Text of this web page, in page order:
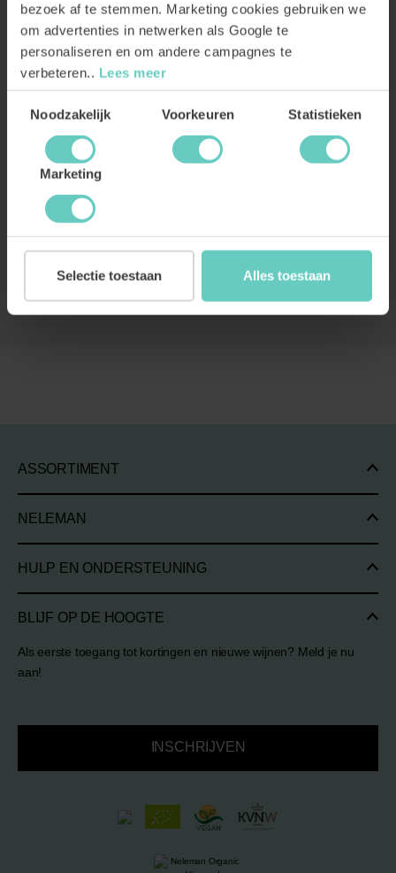
bezoek af te stemmen. Marketing cookies gebruiken we
om advertenties in netwerken als Google te
personaliseren en om andere campagnes te
verbeteren.. Lees meer
Toestemmingsselectie
Noodzakelijk Voorkeuren Statistieken
Marketing
Alles toestaan
Selectie toestaan
ASSORTIMENT
NELEMAN
HULP EN ONDERSTEUNING
BLIJF OP DE HOOGTE
Als eerste toegang tot kortingen en nieuwe wijnen? Meld je nu
aan!
INSCHRIJVEN